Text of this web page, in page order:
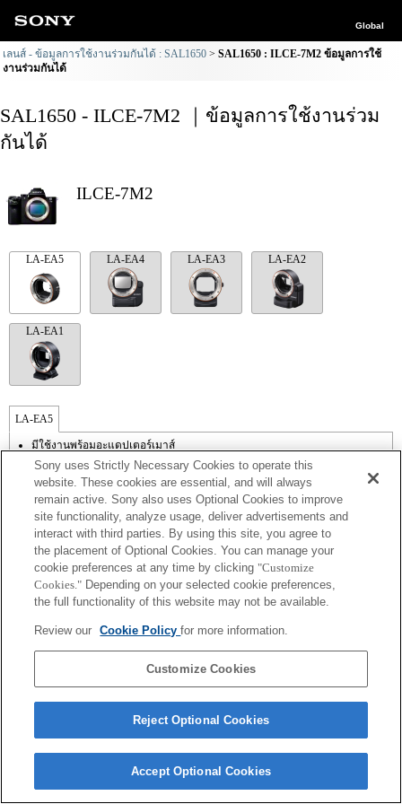
Global
เลนส์ - ข้อมูลการใช้งานร่วมกันได้ : SAL1650
SAL1650 : ILCE-7M2 ข้อมูลการใช้
งานร่วมกันได้
SAL1650 - ILCE-7M2 ｜ข้อมูลการใช้งานร่วม
กันได้
ILCE-7M2
LA-EA5 LA-EA4 LA-EA3 LA-EA2
LA-EA1
LA-EA5
มีใช้งานพร้อมอะแดปเตอร์เมาส์
เสียงการทำงานของไดอะเฟรมจะถูกบันทึกด้วยไมโครโฟนภายใน
นอกเหนือจากโหมด A (กำหนดค่าช่องรับแสง), S (กำหนดความเร็วชัตเตอร์),
และ M (แมนนวล) แล้ว คุณไม่สามารถปรับช่องรับแสงในระหว่างการบันทึกภาพ
เคลื่อนไหวได้
มุมของมุมมองจะแคบลงเป็นขนาดเท่าชอง APS-C
ถ้าคุณติดตั้ง [เลนส์ A-mount] โดยใช้อะแดปเตอร์เมาส์, ฟังก์ชัน assist MF จะไม่
ทำงานโดยอัตโนมัติเมื่อคุณหมุนวงแหวนปรับโฟกัส คุณสามารถขยายภาพด้วย
การเลือกฟังก์ชัน [การขยายโฟกัส] หรือ [assist MF] ให้กับปุ่มใด ๆ ใน "การตั้งค่า
ปุ่มแบบกำหนดเอง"
ในการใช้ Phase Detection AF ที่ระนาบโฟกัส ต้องอัปเดตซอฟต์แวร์ระบบกล้อง
เป็นเวอร์ชัน 2.00 หรือใหม่กว่า ถ้าระบบกล้องใช้ซอฟต์แวร์ระบบรุ่น 1.X กล้องจะ
ความเร็วในการโฟกัสอัตโนมัติน้อยกว่าเมื่อใช้เลนส์ E-mount (ใช้เวลาประมาณ 2
Sony uses Strictly Necessary Cookies to operate this
website. These cookies are essential, and will always
remain active. Sony also uses Optional Cookies to improve
site functionality, analyze usage, deliver advertisements and
interact with third parties. By using this site, you agree to
the placement of Optional Cookies. You can manage your
cookie preferences at any time by clicking "Customize
Cookies." Depending on your selected cookie preferences,
the full functionality of this website may not be available.
Review our Cookie Policyfor more information.
Customize Cookies
Reject Optional Cookies
Accept Optional Cookies